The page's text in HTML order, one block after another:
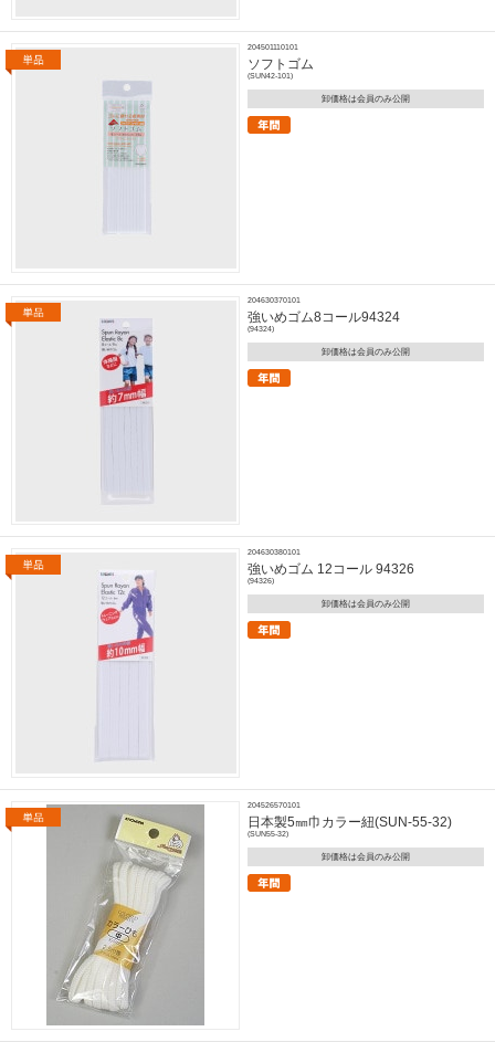
204501110101
ソフトゴム
(SUN42-101)
卸価格は会員のみ公開
204630370101
強いめゴム8コール94324
(94324)
卸価格は会員のみ公開
204630380101
強いめゴム 12コール 94326
(94326)
卸価格は会員のみ公開
204526570101
日本製5㎜巾カラー紐(SUN-55-32)
(SUN55-32)
卸価格は会員のみ公開